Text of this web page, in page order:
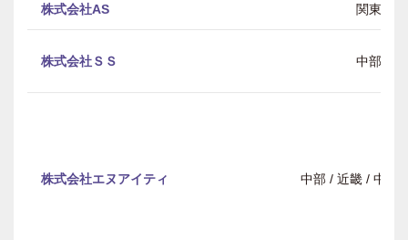
株式会社AS 関東
株式会社ＳＳ 中部
株式会社エヌアイティ 中部 / 近畿 / 中国